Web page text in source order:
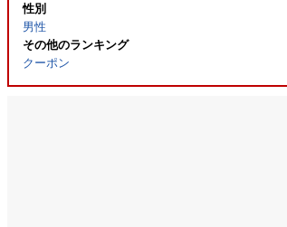
性別
男性
その他のランキング
クーポン